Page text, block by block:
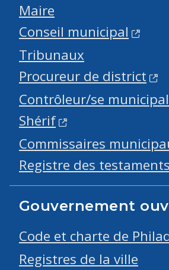
Maire
Conseil municipal
Tribunaux
Procureur de district
Contrôleur/se municipal
Shérif
Commissaires
Registre des testaments
Gouvernement
Code et charte de
Registres de la ville